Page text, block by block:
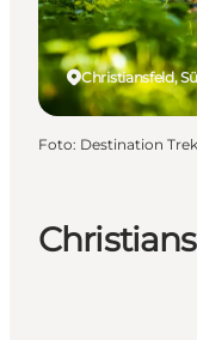
Tickets
Christiansfeld,
Foto: Destination